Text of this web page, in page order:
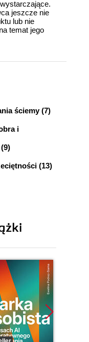
jeszcze nie
lub nie
temat jego
ściemy (7)
i
(13)
TO ŚCIEMA
część opowieści